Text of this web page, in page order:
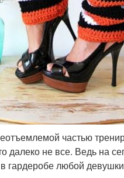
частью
далеко не все. Ведь на
в гардеробе любой